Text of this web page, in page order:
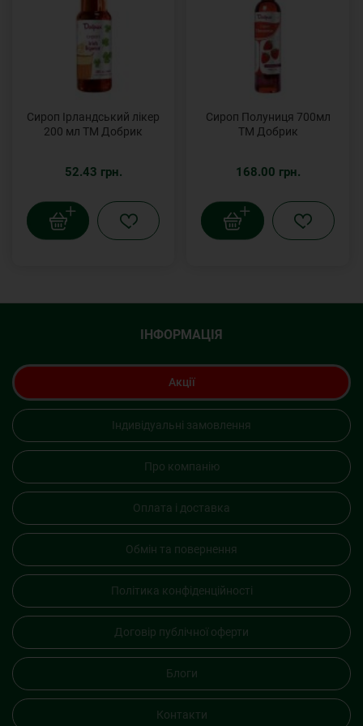
Сироп Ірландський лікер
200 мл ТМ Добрик
52.43 грн.
Сироп Полуниця 700мл
ТМ Добрик
168.00 грн.
ІНФОРМАЦІЯ
Акції
Індивідуальні замовлення
Про компанію
Оплата і доставка
Обмін та повернення
Політика конфіденційності
Договір публічної оферти
Блоги
Контакти